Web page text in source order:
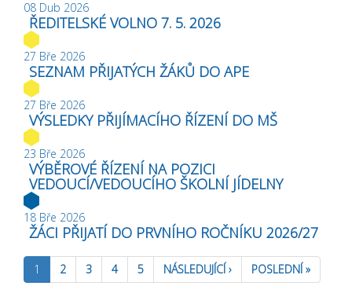
08 Dub 2026
ŘEDITELSKÉ VOLNO 7. 5. 2026
27 Bře 2026
SEZNAM PŘIJATÝCH ŽÁKŮ DO APE
27 Bře 2026
VÝSLEDKY PŘIJÍMACÍHO ŘÍZENÍ DO MŠ
23 Bře 2026
VÝBĚROVÉ ŘÍZENÍ NA POZICI
VEDOUCÍ/VEDOUCÍHO ŠKOLNÍ JÍDELNY
18 Bře 2026
ŽÁCI PŘIJATÍ DO PRVNÍHO ROČNÍKU 2026/27
1 2 3 4 5 NÁSLEDUJÍCÍ › POSLEDNÍ »